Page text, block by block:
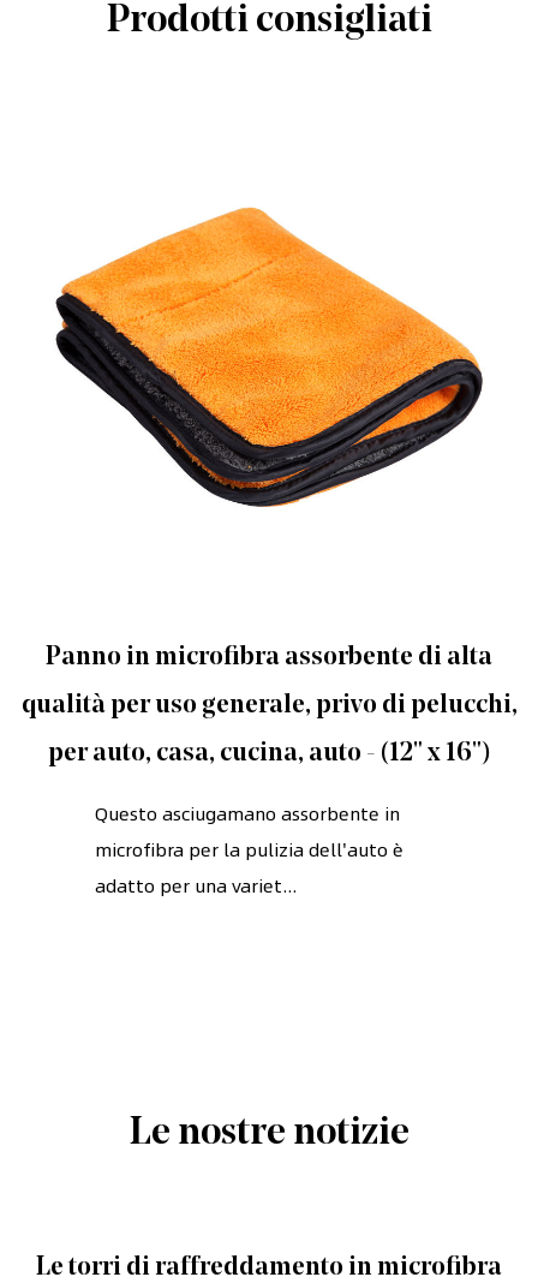
Prodotti consigliati
Panno in microfibra assorbente di alta
qualità per uso generale, privo di pelucchi,
per auto, casa, cucina, auto - (12" x 16")
Questo asciugamano assorbente in
microfibra per la pulizia dell'auto è
adatto per una variet...
Le nostre notizie
Le torri di raffreddamento in microfibra